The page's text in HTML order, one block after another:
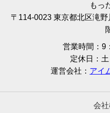
もっ
〒114-0023 東京都北区滝
営業時間：9
定休日：
運営会社： アイ
会